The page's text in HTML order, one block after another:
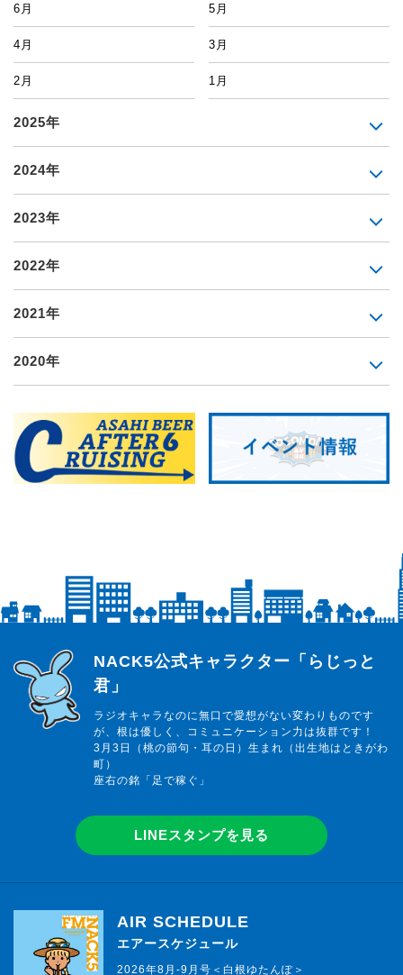
6月 5月
4月 3月
2月 1月
2025年
2024年
2023年
2022年
2021年
2020年
らじっと君
NACK5公式キャラクター「らじっと
君」
ラジオキャラなのに無口で愛想がない変わりものです
が、根は優しく、コミュニケーション力は抜群です！
3月3日（桃の節句・耳の日）生まれ（出生地はときがわ
町）
座右の銘「足で稼ぐ」
LINEスタンプを見る
AIR SCHEDULE
エアースケジュール
2026年8月-9月号＜白根ゆたんぽ＞